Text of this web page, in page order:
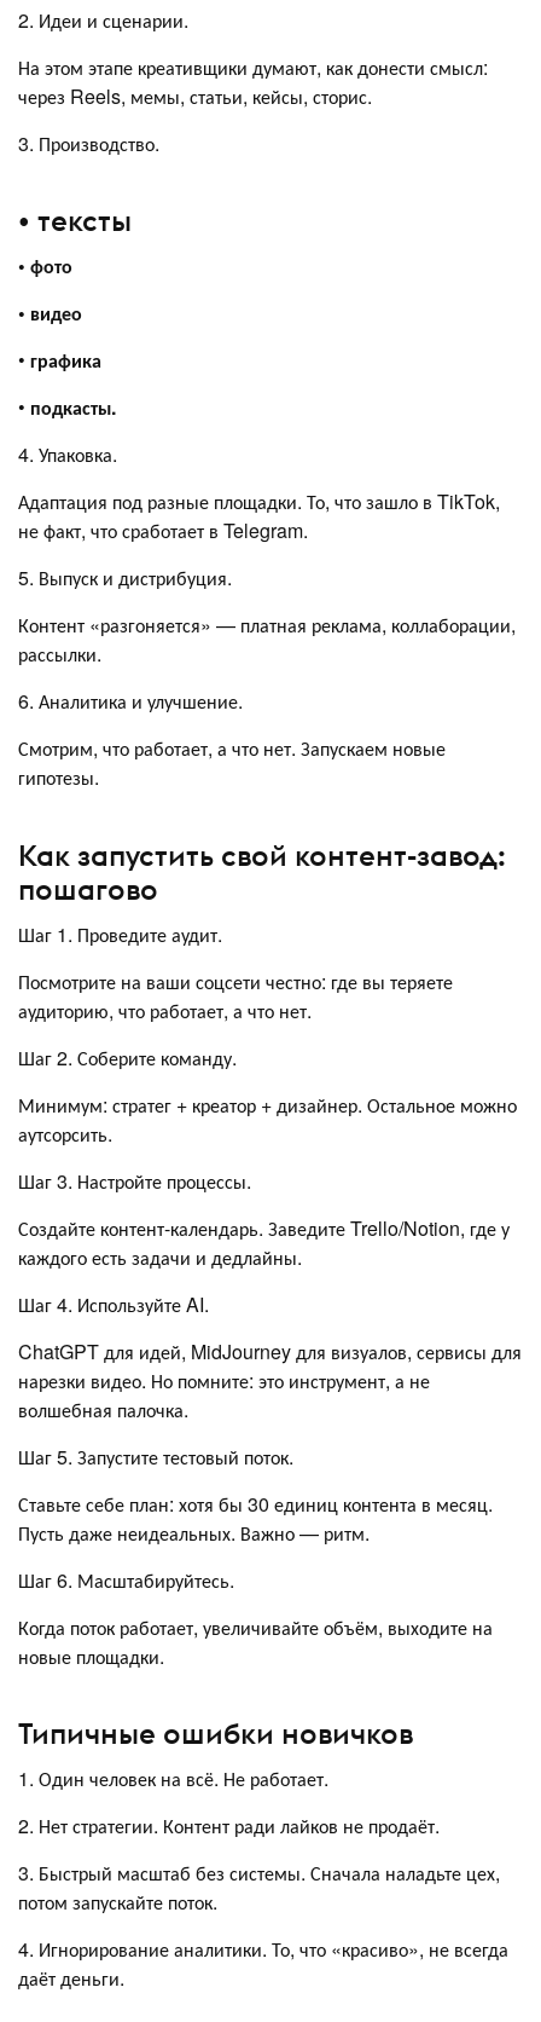
2. Идеи и сценарии.
На этом этапе креативщики думают, как донести смысл:
через Reels, мемы, статьи, кейсы, сторис.
3. Производство.
• тексты
• фото
• видео
• графика
• подкасты.
4. Упаковка.
Адаптация под разные площадки. То, что зашло в TikTok,
не факт, что сработает в Telegram.
5. Выпуск и дистрибуция.
Контент «разгоняется» — платная реклама, коллаборации,
рассылки.
6. Аналитика и улучшение.
Смотрим, что работает, а что нет. Запускаем новые
гипотезы.
Как запустить свой контент-завод:
пошагово
Шаг 1. Проведите аудит.
Посмотрите на ваши соцсети честно: где вы теряете
аудиторию, что работает, а что нет.
Шаг 2. Соберите команду.
Минимум: стратег + креатор + дизайнер. Остальное можно
аутсорсить.
Шаг 3. Настройте процессы.
Создайте контент-календарь. Заведите Trello/Notion, где у
каждого есть задачи и дедлайны.
Шаг 4. Используйте AI.
ChatGPT для идей, MidJourney для визуалов, сервисы для
нарезки видео. Но помните: это инструмент, а не
волшебная палочка.
Шаг 5. Запустите тестовый поток.
Ставьте себе план: хотя бы 30 единиц контента в месяц.
Пусть даже неидеальных. Важно — ритм.
Шаг 6. Масштабируйтесь.
Когда поток работает, увеличивайте объём, выходите на
новые площадки.
Типичные ошибки новичков
1. Один человек на всё. Не работает.
2. Нет стратегии. Контент ради лайков не продаёт.
3. Быстрый масштаб без системы. Сначала наладьте цех,
потом запускайте поток.
4. Игнорирование аналитики. То, что «красиво», не всегда
даёт деньги.